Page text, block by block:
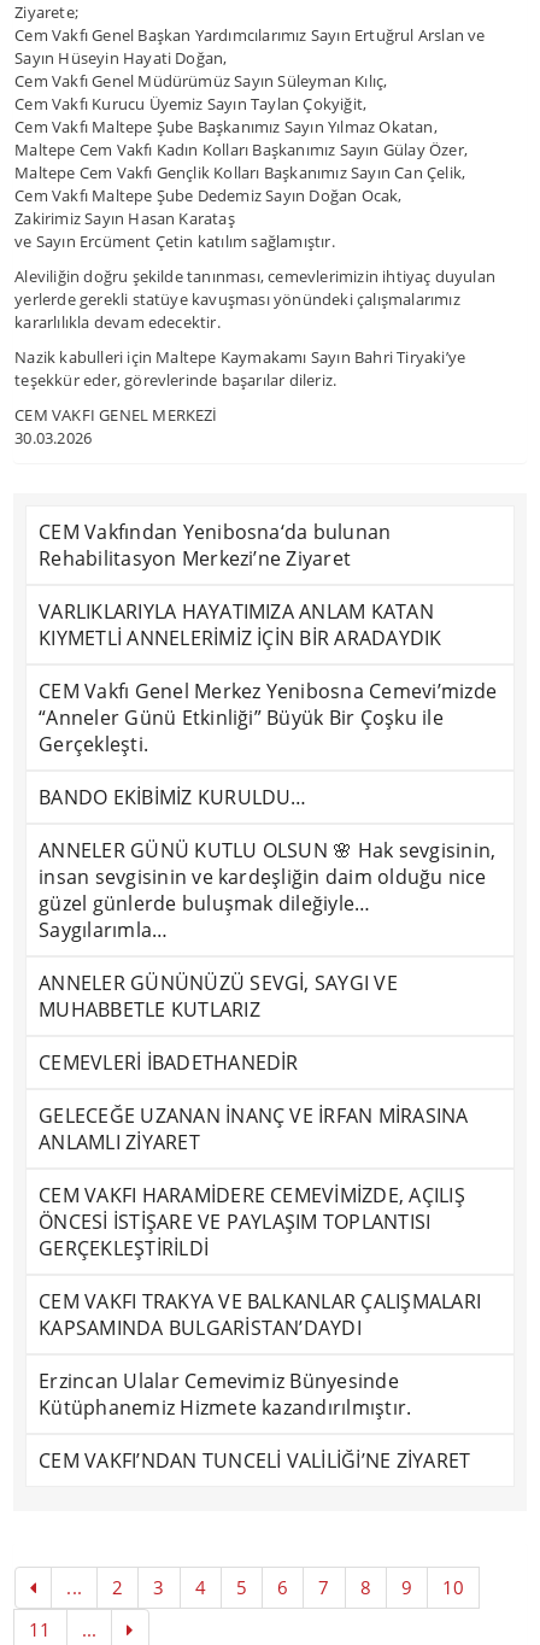
Ziyarete;
Cem Vakfı Genel Başkan Yardımcılarımız Sayın Ertuğrul Arslan ve
Sayın Hüseyin Hayati Doğan,
Cem Vakfı Genel Müdürümüz Sayın Süleyman Kılıç,
Cem Vakfı Kurucu Üyemiz Sayın Taylan Çokyiğit,
Cem Vakfı Maltepe Şube Başkanımız Sayın Yılmaz Okatan,
Maltepe Cem Vakfı Kadın Kolları Başkanımız Sayın Gülay Özer,
Maltepe Cem Vakfı Gençlik Kolları Başkanımız Sayın Can Çelik,
Cem Vakfı Maltepe Şube Dedemiz Sayın Doğan Ocak,
Zakirimiz Sayın Hasan Karataş
ve Sayın Ercüment Çetin katılım sağlamıştır.
Aleviliğin doğru şekilde tanınması, cemevlerimizin ihtiyaç duyulan
yerlerde gerekli statüye kavuşması yönündeki çalışmalarımız
kararlılıkla devam edecektir.
Nazik kabulleri için Maltepe Kaymakamı Sayın Bahri Tiryaki’ye
teşekkür eder, görevlerinde başarılar dileriz.
CEM VAKFI GENEL MERKEZİ
30.03.2026
CEM Vakfından Yenibosna‘da bulunan
Rehabilitasyon Merkezi’ne Ziyaret
VARLIKLARIYLA HAYATIMIZA ANLAM KATAN
KIYMETLİ ANNELERİMİZ İÇİN BİR ARADAYDIK
CEM Vakfı Genel Merkez Yenibosna Cemevi’mizde
“Anneler Günü Etkinliği” Büyük Bir Çoşku ile
Gerçekleşti.
BANDO EKİBİMİZ KURULDU…
ANNELER GÜNÜ KUTLU OLSUN 🌸 Hak sevgisinin,
insan sevgisinin ve kardeşliğin daim olduğu nice
güzel günlerde buluşmak dileğiyle…
Saygılarımla…
ANNELER GÜNÜNÜZÜ SEVGİ, SAYGI VE
MUHABBETLE KUTLARIZ
CEMEVLERİ İBADETHANEDİR
GELECEĞE UZANAN İNANÇ VE İRFAN MİRASINA
ANLAMLI ZİYARET
CEM VAKFI HARAMİDERE CEMEVİMİZDE, AÇILIŞ
ÖNCESİ İSTİŞARE VE PAYLAŞIM TOPLANTISI
GERÇEKLEŞTİRİLDİ
CEM VAKFI TRAKYA VE BALKANLAR ÇALIŞMALARI
KAPSAMINDA BULGARİSTAN’DAYDI
Erzincan Ulalar Cemevimiz Bünyesinde
Kütüphanemiz Hizmete kazandırılmıştır.
CEM VAKFI’NDAN TUNCELİ VALİLİĞİ’NE ZİYARET
... 2 3 4 5 6 7 8 9
10
11
...